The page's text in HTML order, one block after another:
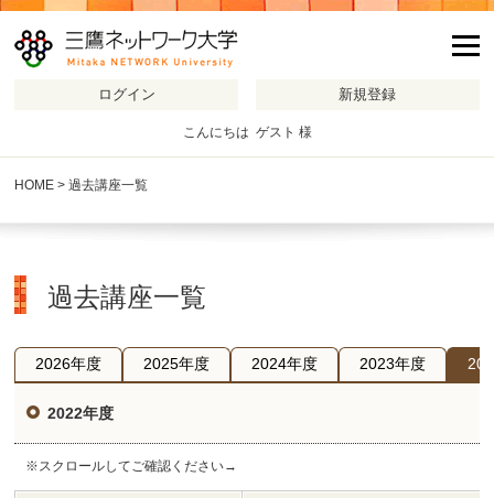
こんにちは ゲスト 様
HOME > 過去講座一覧
過去講座一覧
2026年度 2025年度 2024年度 2023年度
2022年度
※スクロールしてご確認ください→